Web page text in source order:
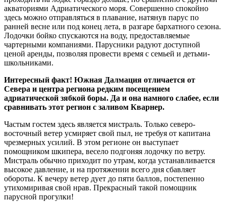
акваториями Адриатического моря. Совершенно спокойно
здесь можно отправляться в плавание, натянув парус по
ранней весне или под конец лета, в разгаре бархатного сезона.
Лодочки бойко спускаются на воду, предоставляемые
чартерными компаниями. Парусники радуют доступной
ценой аренды, позволяя провести время с семьей и детьми-
школьниками.
Интересный факт! Южная Далмация отличается от
Севера и центра региона редким посещением
адриатической зябкой боры. Да и она намного слабее, если
сравнивать этот регион с заливом Кварнер.
Частым гостем здесь является мистраль. Только северо-
восточный ветер усмиряет свой пыл, не требуя от капитана
чрезмерных усилий. В этом регионе он выступает
помощником шкипера, весело подгоняя лодочку по ветру.
Мистраль обычно приходит по утрам, когда устанавливается
высокое давление, и на протяжении всего дня сбавляет
обороты. К вечеру ветер дует до пяти баллов, постепенно
утихомиривая свой нрав. Прекрасный такой помощник
парусной прогулки!